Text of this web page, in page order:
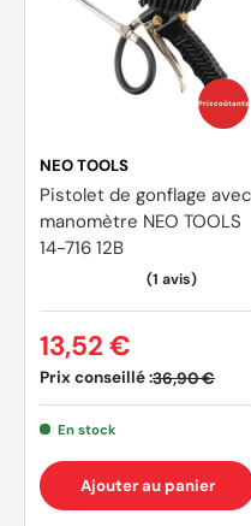
Prix coûtants
NEO TOOLS
Pistolet de gonflage avec
manomètre NEO TOOLS
14-716 12B
Prix conseillé :36,90 €
13,52 €
En stock
Ajouter au panier